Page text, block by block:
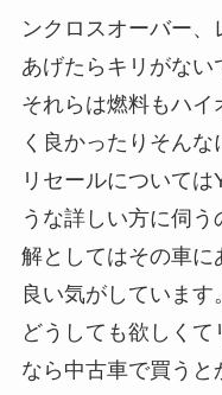
ンクロスオーバー、
あげたらキリがない
それらは燃料もハ
く良かったりそん
リセールについては
うな詳しい方に伺
解としてはその車に
良い気がしています。
どうしても欲しく
なら中古車で買うと